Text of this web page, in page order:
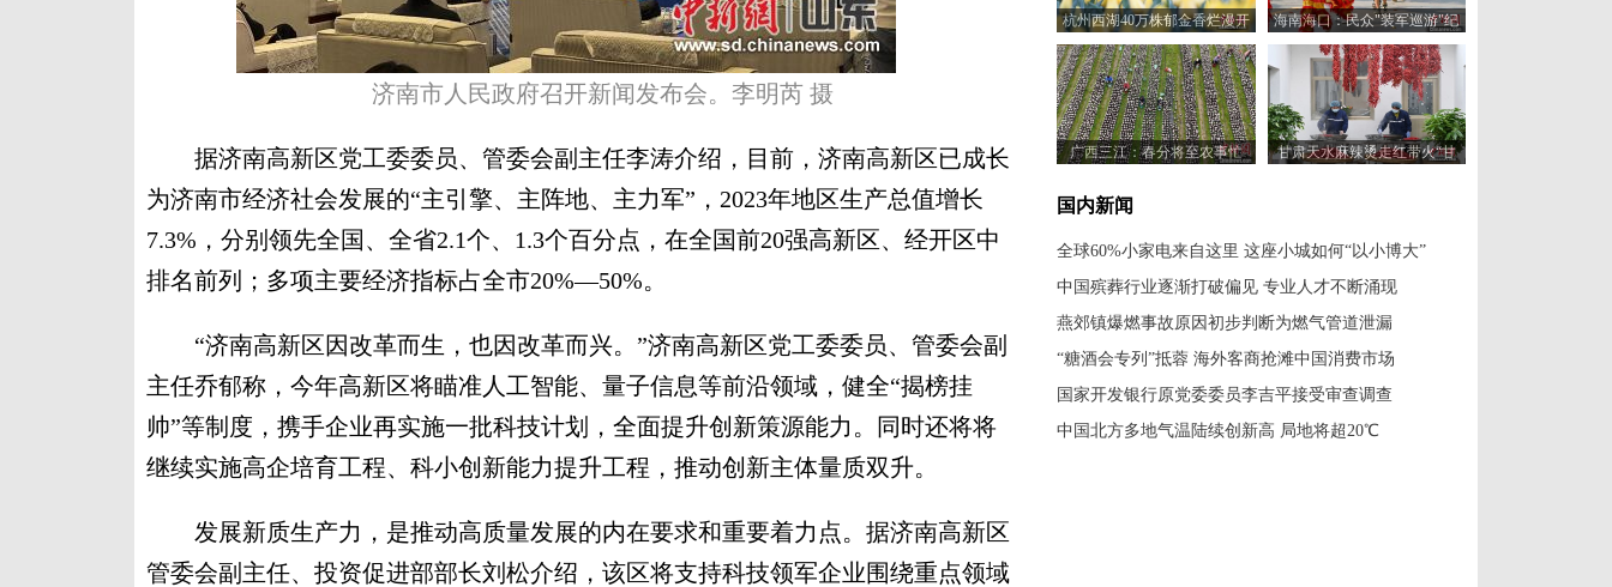
济南市人民政府召开新闻发布会。李明芮 摄
据济南高新区党工委委员、管委会副主任李涛介绍，目前，济南高新区已成长
为济南市经济社会发展的“主引擎、主阵地、主力军”，2023年地区生产总值增长
7.3%，分别领先全国、全省2.1个、1.3个百分点，在全国前20强高新区、经开区中
排名前列；多项主要经济指标占全市20%—50%。
“济南高新区因改革而生，也因改革而兴。”济南高新区党工委委员、管委会副
主任乔郁称，今年高新区将瞄准人工智能、量子信息等前沿领域，健全“揭榜挂
帅”等制度，携手企业再实施一批科技计划，全面提升创新策源能力。同时还将将
继续实施高企培育工程、科小创新能力提升工程，推动创新主体量质双升。
发展新质生产力，是推动高质量发展的内在要求和重要着力点。据济南高新区
管委会副主任、投资促进部部长刘松介绍，该区将支持科技领军企业围绕重点领域
杭州西湖40万株郁金香烂漫开
放醉游人
海南海口：民众"装军巡游"纪
念冼夫人
广西三江：春分将至农事忙
甘肃天水麻辣烫走红带火“甘
国内新闻
全球60%小家电来自这里 这座小城如何“以小博大”
中国殡葬行业逐渐打破偏见 专业人才不断涌现
燕郊镇爆燃事故原因初步判断为燃气管道泄漏
“糖酒会专列”抵蓉 海外客商抢滩中国消费市场
国家开发银行原党委委员李吉平接受审查调查
中国北方多地气温陆续创新高 局地将超20℃